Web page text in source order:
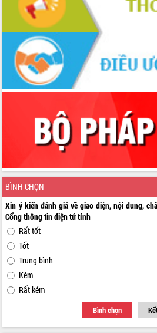
BÌNH CHỌN
Xin ý kiến đánh giá về giao diện, nội dung,
Cổng thông tin điện tử tỉnh
Rất tốt
Tốt
Trung bình
Kém
Rất kém
Bình chọn